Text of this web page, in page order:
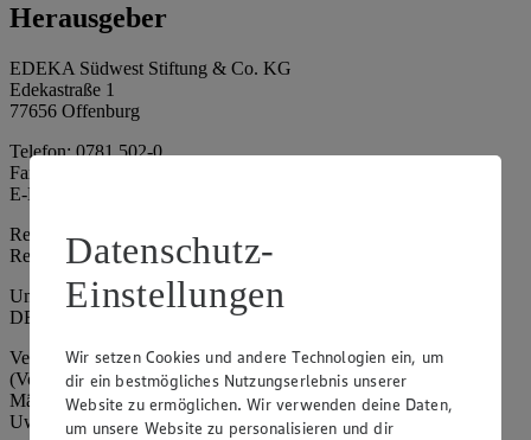
Herausgeber
EDEKA Südwest Stiftung & Co. KG
Edekastraße 1
77656 Offenburg
Telefon: 0781 502-0
Fax: 0781 502-6180
E-Mail: kundenservice@edeka-suedwest.de
Registergericht: Amtsgericht Freiburg i.B.
Registernummer: HRA 707629
Umsatzsteuer-Identifikationsnummer gem. § 27a UStG:
DE815916131
Vertretungsberechtigte: Rainer Huber (Sprecher)
(Vorstandsmitglied), Klaus Fickert (Vorstandsmitglied), Jürgen
Mäder (Vorstandsmitglied), Patrick Mogck (Vorstandsmitglied),
Uwe Kohler
Datenschutz-
Einstellungen
Wir setzen Cookies und andere Technologien ein, um
dir ein bestmögliches Nutzungserlebnis unserer
Website zu ermöglichen. Wir verwenden deine Daten,
um unsere Website zu personalisieren und dir